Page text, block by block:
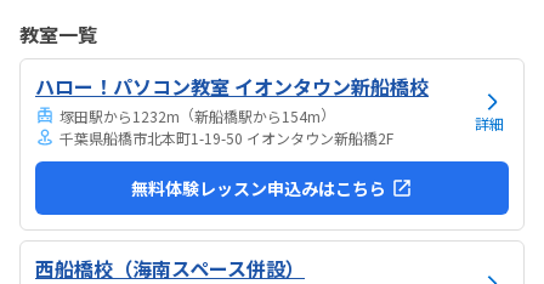
ました。日頃はSwitchで、マイクラやぽこあポケモンで建築を楽しん
でいます。担当の方と相談して今回のコースが向いてるんじゃないか
と勧められました。
教室一覧
ハロー！パソコン教室 イオンタウン新船橋校
塚田駅から1232m （新船橋駅から154m）
千葉県船橋市北本町1-19-50 イオンタウン新船橋2F
詳細
無料体験レッスン申込みはこちら
西船橋校（海南スペース併設）